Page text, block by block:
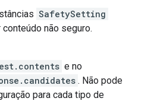
SafetySetting
não seguro.
e no
. Não pode
para cada tipo de